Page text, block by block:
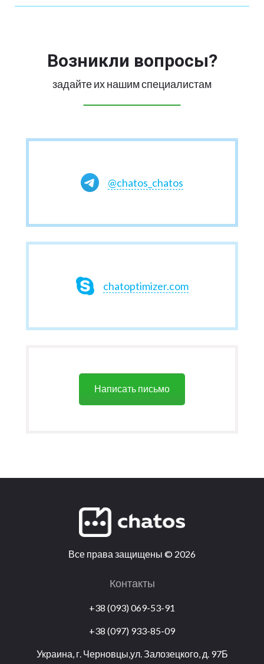
Возникли вопросы?
задайте их нашим специалистам
@chatos_chatos
chatoptimizer.com
Написать письмо
Все права защищены © 2026
Контакты
+38 (093) 069-53-91
+38 (097) 933-85-09
Украина, г. Черновцы,ул. Залозецкого, д. 97Б